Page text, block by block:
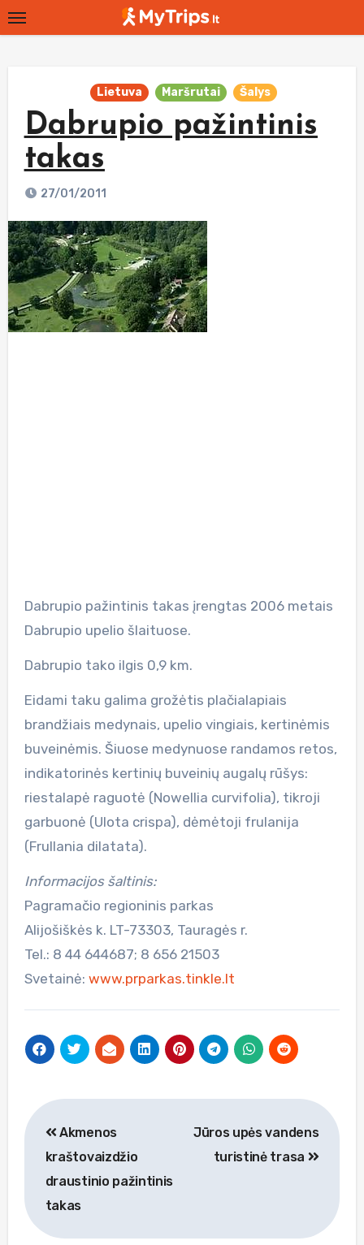
Skip
to
Lietuva Maršrutai Šalys
Dabrupio pažintinis
takas
27/01/2011
Dabrupio pažintinis takas įrengtas 2006 metais
Dabrupio upelio šlaituose.
Dabrupio tako ilgis 0,9 km.
Eidami taku galima grožėtis plačialapiais
brandžiais medynais, upelio vingiais, kertinėmis
buveinėmis. Šiuose medynuose randamos retos,
indikatorinės kertinių buveinių augalų rūšys:
riestalapė raguotė (Nowellia curvifolia), tikroji
garbuonė (Ulota crispa), dėmėtoji frulanija
(Frullania dilatata).
Informacijos šaltinis:
Pagramačio regioninis parkas
Alijošiškės k. LT-73303, Tauragės r.
Tel.: 8 44 644687; 8 656 21503
Svetainė: www.prparkas.tinkle.lt
Navigacija
tarp
įrašų
Akmenos
kraštovaizdžio
draustinio pažintinis
takas
Jūros upės vandens
turistinė trasa